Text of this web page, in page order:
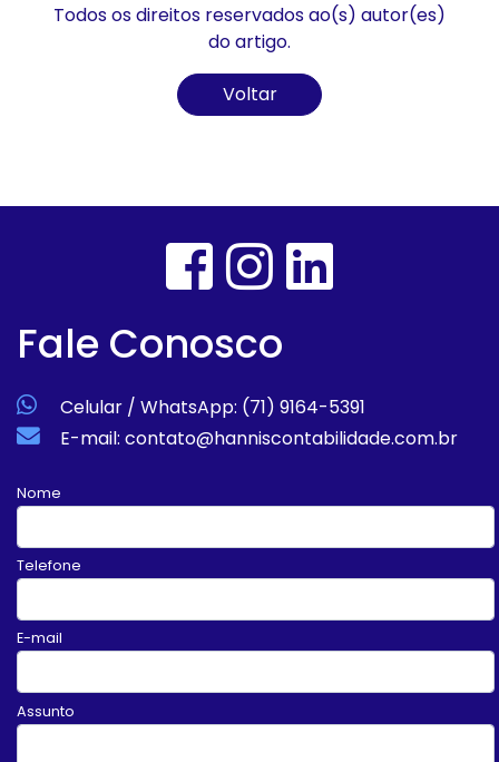
Todos os direitos reservados ao(s) autor(es)
do artigo.
Voltar
Fale Conosco
Celular / WhatsApp: (71) 9164-5391
E-mail: contato@hanniscontabilidade.com.br
Nome
Telefone
E-mail
Assunto